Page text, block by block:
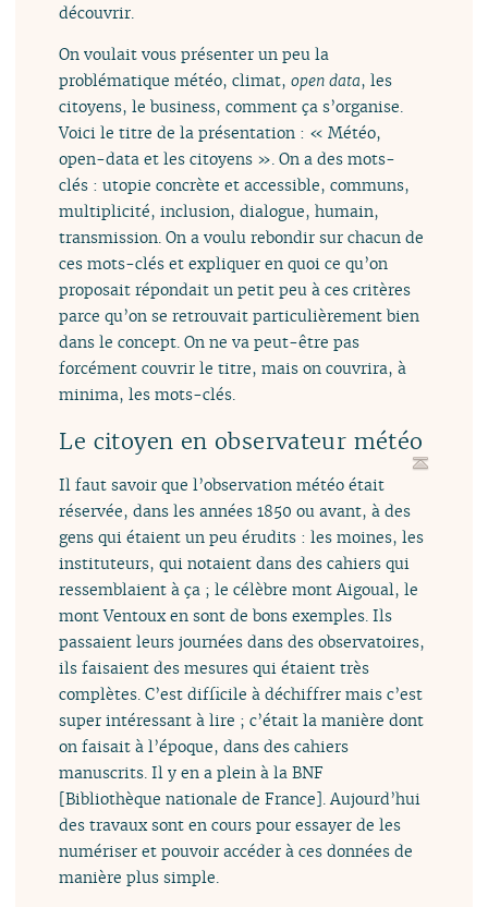
découvrir.
On voulait vous présenter un peu la
problématique météo, climat,open data, les
citoyens, le business, comment ça s’organise.
Voici le titre de la présentation : « Météo,
open-data et les citoyens ». On a des mots-
clés : utopie concrète et accessible, communs,
multiplicité, inclusion, dialogue, humain,
transmission. On a voulu rebondir sur chacun de
ces mots-clés et expliquer en quoi ce qu’on
proposait répondait un petit peu à ces critères
parce qu’on se retrouvait particulièrement bien
dans le concept. On ne va peut-être pas
forcément couvrir le titre, mais on couvrira, à
minima, les mots-clés.
Le citoyen en observateur météo
Il faut savoir que l’observation météo était
réservée, dans les années 1850 ou avant, à des
gens qui étaient un peu érudits : les moines, les
instituteurs, qui notaient dans des cahiers qui
ressemblaient à ça ; le célèbre mont Aigoual, le
mont Ventoux en sont de bons exemples. Ils
passaient leurs journées dans des observatoires,
ils faisaient des mesures qui étaient très
complètes. C’est difficile à déchiffrer mais c’est
super intéressant à lire ; c’était la manière dont
on faisait à l’époque, dans des cahiers
manuscrits. Il y en a plein à la BNF
[Bibliothèque nationale de France]. Aujourd’hui
des travaux sont en cours pour essayer de les
numériser et pouvoir accéder à ces données de
manière plus simple.